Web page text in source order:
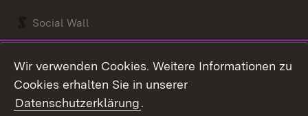
Social Wall
Kontakt
Wir verwenden Cookies. Weitere Informationen zu
Cookies erhalten Sie in unserer
Datenschutzerklärung.